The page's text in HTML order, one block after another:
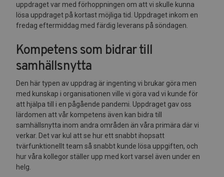
uppdraget var med förhoppningen om att vi skulle kunna
lösa uppdraget på kortast möjliga tid. Uppdraget inkom en
fredag eftermiddag med färdig leverans på söndagen.
Kompetens som bidrar till
samhällsnytta
Den här typen av uppdrag är ingenting vi brukar göra men
med kunskap i organisationen ville vi göra vad vi kunde för
att hjälpa till i en pågående pandemi. Uppdraget gav oss
lärdomen att vår kompetens även kan bidra till
samhällsnytta inom andra områden än våra primära där vi
verkar. Det var kul att se hur ett snabbt ihopsatt
tvärfunktionellt team så snabbt kunde lösa uppgiften, och
hur våra kollegor ställer upp med kort varsel även under en
helg.